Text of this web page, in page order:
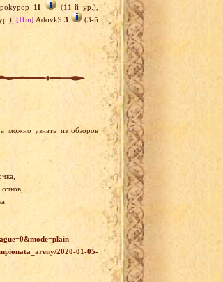
11
(11-й ур.),
[Hm] Adovk93
(3-й
можно узнать из обзоров
2020-01-05-